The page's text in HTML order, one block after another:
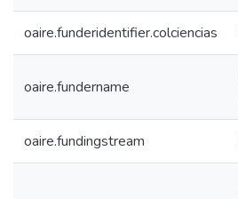
oaire.funderidentifier.colciencias
oaire.fundername
oaire.fundingstream